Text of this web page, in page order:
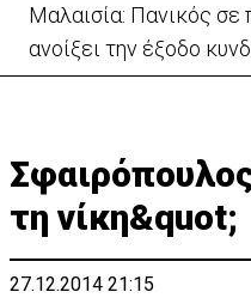
Μαλαισία: Πανικός σε
ανοίξει την έξοδο
τη νίκη&quot;
27.12.2014 21:15